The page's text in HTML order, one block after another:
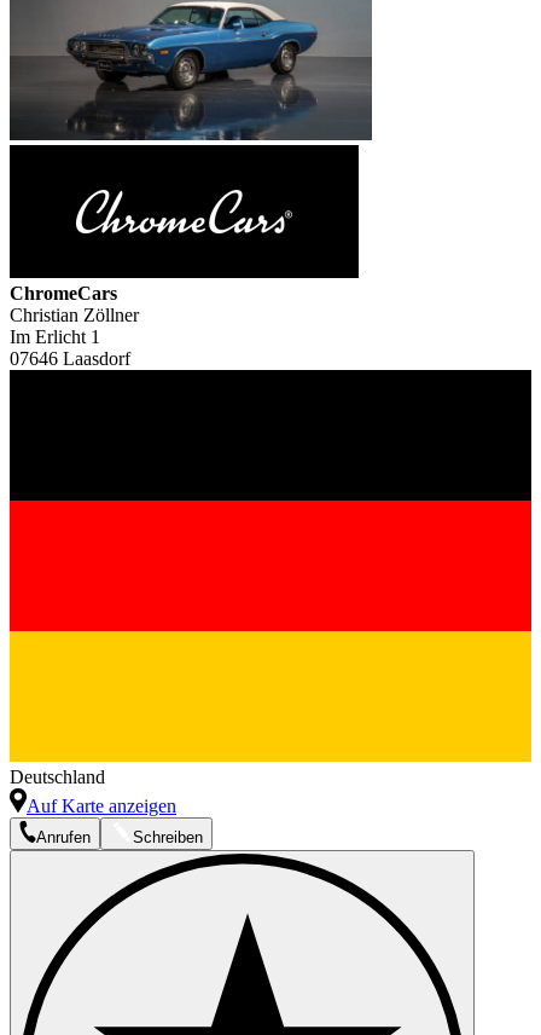
ChromeCars
Christian Zöllner
Im Erlicht 1
07646 Laasdorf
Deutschland
Auf Karte anzeigen
Anrufen Schreiben